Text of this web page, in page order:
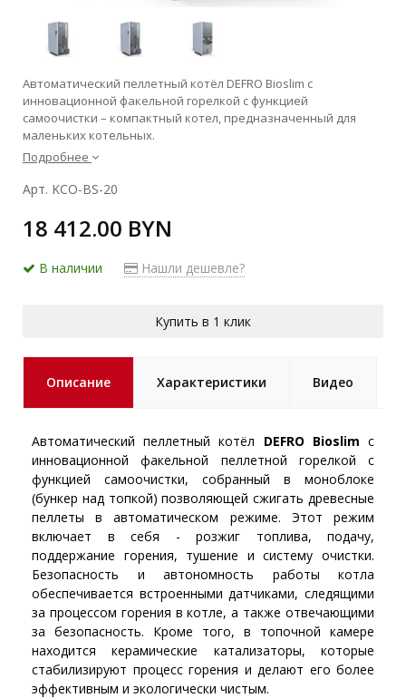
Автоматический пеллетный котёл DEFRO Bioslim с
инновационной факельной горелкой с функцией
самоочистки – компактный котел, предназначенный для
маленьких котельных.
Подробнее
Арт. KCO-BS-20
18 412.00 BYN
В наличии Нашли дешевле?
Купить в 1 клик
Описание Характеристики Видео
Автоматический пеллетный котёл DEFRO Bioslim с
инновационной факельной пеллетной горелкой с
функцией самоочистки, собранный в моноблоке
(бункер над топкой) позволяющей сжигать древесные
пеллеты в автоматическом режиме. Этот режим
включает в себя - розжиг топлива, подачу,
поддержание горения, тушение и систему очистки.
Безопасность и автономность работы котла
обеспечивается встроенными датчиками, следящими
за процессом горения в котле, а также отвечающими
за безопасность. Кроме того, в топочной камере
находится керамические катализаторы, которые
стабилизируют процесс горения и делают его более
эффективным и экологически чистым.